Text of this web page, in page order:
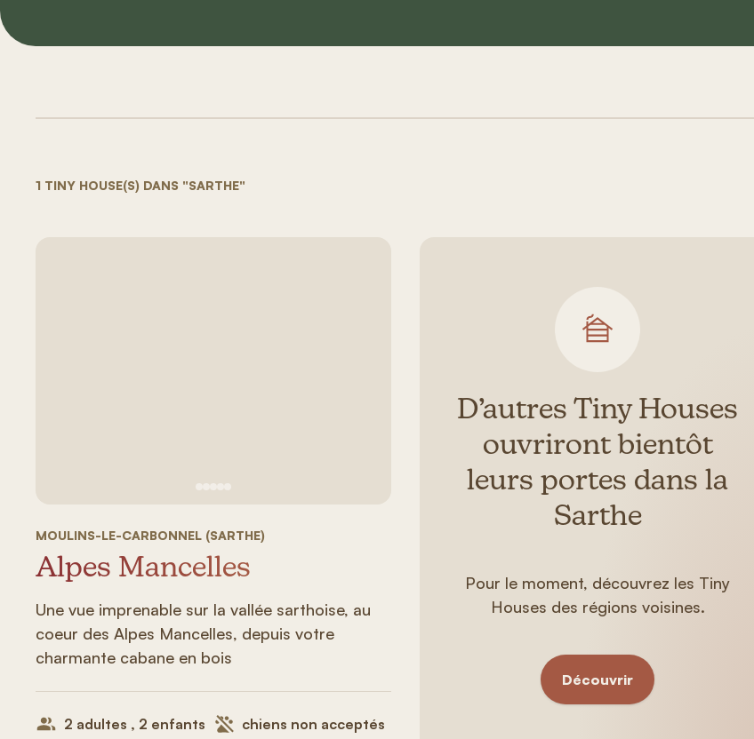
1 TINY HOUSE(S) DANS "SARTHE"
MOULINS-LE-CARBONNEL (SARTHE)
Alpes Mancelles
Une vue imprenable sur la vallée sarthoise, au
coeur des Alpes Mancelles, depuis votre
charmante cabane en bois
2 adultes , 2 enfants
chiens non acceptés
D’autres Tiny Houses
ouvriront bientôt
leurs portes dans la
Sarthe
Pour le moment, découvrez les Tiny
Houses des régions voisines.
Découvrir